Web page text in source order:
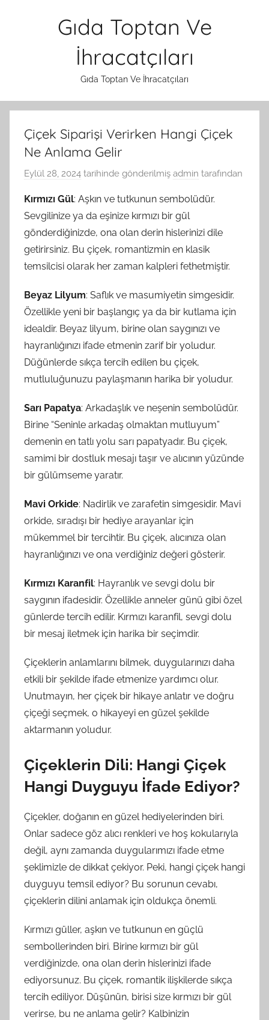
Gıda Toptan Ve
İhracatçıları
Gıda Toptan Ve İhracatçıları
Çiçek Siparişi Verirken Hangi Çiçek
Ne Anlama Gelir
Eylül 28, 2024 tarihinde gönderilmiş admin tarafından
Kırmızı Gül: Aşkın ve tutkunun sembolüdür.
Sevgilinize ya da eşinize kırmızı bir gül
gönderdiğinizde, ona olan derin hislerinizi dile
getirirsiniz. Bu çiçek, romantizmin en klasik
temsilcisi olarak her zaman kalpleri fethetmiştir.
Beyaz Lilyum: Saflık ve masumiyetin simgesidir.
Özellikle yeni bir başlangıç ya da bir kutlama için
idealdir. Beyaz lilyum, birine olan saygınızı ve
hayranlığınızı ifade etmenin zarif bir yoludur.
Düğünlerde sıkça tercih edilen bu çiçek,
mutluluğunuzu paylaşmanın harika bir yoludur.
Sarı Papatya: Arkadaşlık ve neşenin sembolüdür.
Birine “Seninle arkadaş olmaktan mutluyum”
demenin en tatlı yolu sarı papatyadır. Bu çiçek,
samimi bir dostluk mesajı taşır ve alıcının yüzünde
bir gülümseme yaratır.
Mavi Orkide: Nadirlik ve zarafetin simgesidir. Mavi
orkide, sıradışı bir hediye arayanlar için
mükemmel bir tercihtir. Bu çiçek, alıcınıza olan
hayranlığınızı ve ona verdiğiniz değeri gösterir.
Kırmızı Karanfil: Hayranlık ve sevgi dolu bir
saygının ifadesidir. Özellikle anneler günü gibi özel
günlerde tercih edilir. Kırmızı karanfil, sevgi dolu
bir mesaj iletmek için harika bir seçimdir.
Çiçeklerin anlamlarını bilmek, duygularınızı daha
etkili bir şekilde ifade etmenize yardımcı olur.
Unutmayın, her çiçek bir hikaye anlatır ve doğru
çiçeği seçmek, o hikayeyi en güzel şekilde
aktarmanın yoludur.
Çiçeklerin Dili: Hangi Çiçek
Hangi Duyguyu İfade Ediyor?
Çiçekler, doğanın en güzel hediyelerinden biri.
Onlar sadece göz alıcı renkleri ve hoş kokularıyla
değil, aynı zamanda duygularımızı ifade etme
şeklimizle de dikkat çekiyor. Peki, hangi çiçek hangi
duyguyu temsil ediyor? Bu sorunun cevabı,
çiçeklerin dilini anlamak için oldukça önemli.
Kırmızı güller, aşkın ve tutkunun en güçlü
sembollerinden biri. Birine kırmızı bir gül
verdiğinizde, ona olan derin hislerinizi ifade
ediyorsunuz. Bu çiçek, romantik ilişkilerde sıkça
tercih ediliyor. Düşünün, birisi size kırmızı bir gül
verirse, bu ne anlama gelir? Kalbinizin